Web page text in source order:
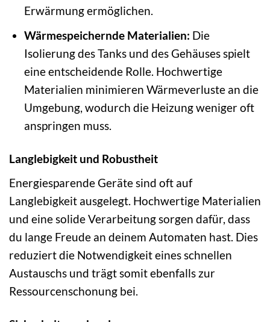
Erwärmung ermöglichen.
Wärmespeichernde Materialien: Die
Isolierung des Tanks und des Gehäuses spielt
eine entscheidende Rolle. Hochwertige
Materialien minimieren Wärmeverluste an die
Umgebung, wodurch die Heizung weniger oft
anspringen muss.
Langlebigkeit und Robustheit
Energiesparende Geräte sind oft auf
Langlebigkeit ausgelegt. Hochwertige Materialien
und eine solide Verarbeitung sorgen dafür, dass
du lange Freude an deinem Automaten hast. Dies
reduziert die Notwendigkeit eines schnellen
Austauschs und trägt somit ebenfalls zur
Ressourcenschonung bei.